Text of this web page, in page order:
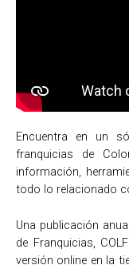
Encuentra en un
franquicias de
información,
todo lo relacionado
Una publicación
de Franquicias,
versión online en la